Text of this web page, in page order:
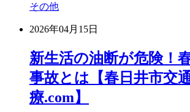
その他
2026年04月15日
新生活の油断が危険！
事故とは【春日井市交
療.com】